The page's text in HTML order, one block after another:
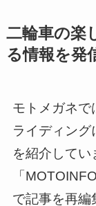
二輪車の楽
る情報を発
モトメガネで
ライディン
を紹介してい
「
で記事を再編